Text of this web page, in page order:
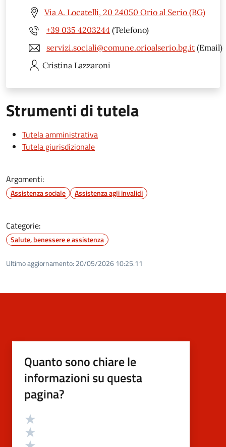
Via A. Locatelli, 20 24050 Orio al Serio (BG)
+39 035 4203244 (Telefono)
servizi.sociali@comune.orioalserio.bg.it (Email)
Cristina Lazzaroni
Strumenti di tutela
Tutela amministrativa
Tutela giurisdizionale
Argomenti:
Assistenza sociale Assistenza agli invalidi
Categorie:
Salute, benessere e assistenza
Ultimo aggiornamento: 20/05/2026 10:25.11
Quanto sono chiare le
informazioni su questa
pagina?
Valutazione